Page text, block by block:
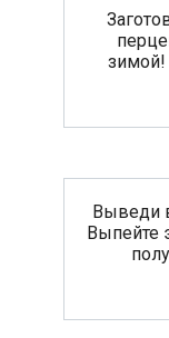
зимой!
Выведи
Выпейте